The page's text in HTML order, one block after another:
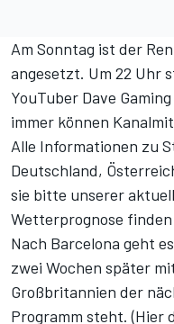
Am Sonntag ist der
angesetzt. Um 22 Uhr
YouTuber Dave
immer können
Alle Informationen zu
Deutschland,
sie bitte unserer
Wetterprognose
Nach Barcelona geht
zwei Wochen später
Großbritannien der
Programm steht. (Hier